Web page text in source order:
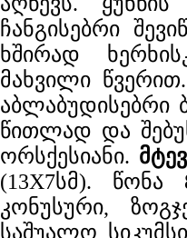
ჩანგისებრი
ხშირად
მახვილი
აბლაბუდისებრი
წითლად და
ორსქესიანი.
(13X7სმ).
კონუსური,
საშუალო